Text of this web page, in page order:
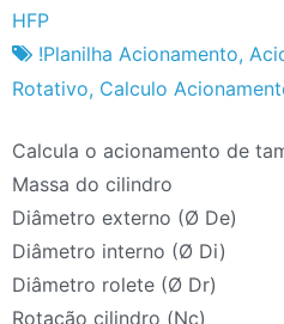
Fabrica
do
Projeto
31
de
Agosto
2020
HFP
!Planilha Acionamento,
Rotativo, Calculo
Calcula o acionamento de
Massa do cilindro
Diâmetro externo (Ø De)
Diâmetro interno (Ø Di)
Diâmetro rolete (Ø Dr)
Rotação cilindro (Nc)